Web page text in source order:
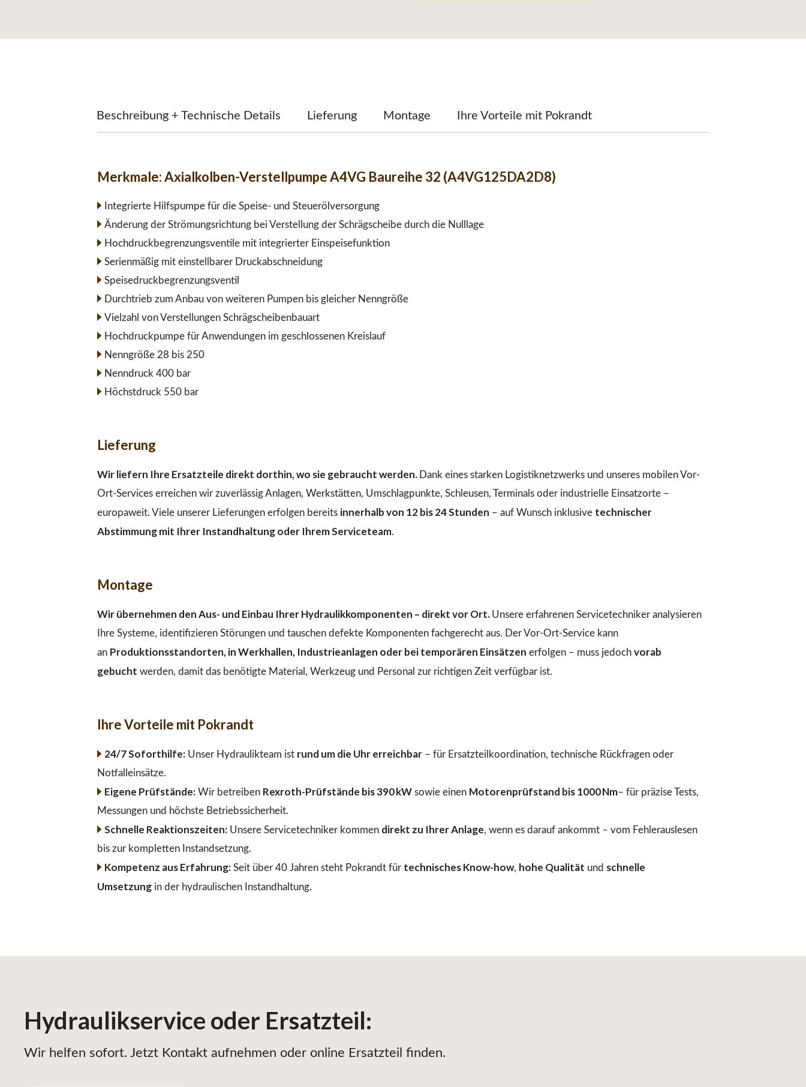
Beschreibung + Technische Details Lieferung Montage Ihre Vorteile mit Pokrandt
Merkmale:Axialkolben-Verstellpumpe A4VG Baureihe 32 (A4VG125DA2D8)
Integrierte Hilfspumpe für die Speise- und Steuerölversorgung
Änderung der Strömungsrichtung bei Verstellung der Schrägscheibe durch die Nulllage
Hochdruckbegrenzungsventile mit integrierter Einspeisefunktion
Serienmäßig mit einstellbarer Druckabschneidung
Speisedruckbegrenzungsventil
Durchtrieb zum Anbau von weiteren Pumpen bis gleicher Nenngröße
Vielzahl von Verstellungen Schrägscheibenbauart
Hochdruckpumpe für Anwendungen im geschlossenen Kreislauf
Nenngröße 28 bis 250
Nenndruck 400 bar
Höchstdruck 550 bar
Lieferung
Wir liefern Ihre Ersatzteile direkt dorthin, wo sie gebraucht werden. Dank eines starken Logistiknetzwerks und unseres mobilen Vor-
Ort-Services erreichen wir zuverlässig Anlagen, Werkstätten, Umschlagpunkte, Schleusen, Terminals oder industrielle Einsatzorte –
europaweit. Viele unserer Lieferungen erfolgen bereits innerhalb von 12 bis 24 Stunden – auf Wunsch inklusive technischer
Abstimmung mit Ihrer Instandhaltung oder Ihrem Serviceteam.
Montage
Wir übernehmen den Aus- und Einbau Ihrer Hydraulikkomponenten – direkt vor Ort. Unsere erfahrenen Servicetechniker analysieren
Ihre Systeme, identifizieren Störungen und tauschen defekte Komponenten fachgerecht aus. Der Vor-Ort-Service kann
an Produktionsstandorten, in Werkhallen, Industrieanlagen oder bei temporären Einsätzen erfolgen – muss jedoch vorab
gebucht werden, damit das benötigte Material, Werkzeug und Personal zur richtigen Zeit verfügbar ist.
Ihre Vorteile mit Pokrandt
24/7 Soforthilfe:Unser Hydraulikteam ist rund um die Uhr erreichbar– für Ersatzteilkoordination, technische Rückfragen oder
Notfalleinsätze.
Eigene Prüfstände:Wir betreiben Rexroth-Prüfstände bis 390 kWsowie einen Motorenprüfstand bis 1000 Nm– für präzise Tests,
Messungen und höchste Betriebssicherheit.
Schnelle Reaktionszeiten:Unsere Servicetechniker kommen direkt zu Ihrer Anlage, wenn es darauf ankommt – vom Fehlerauslesen
bis zur kompletten Instandsetzung.
Kompetenz aus Erfahrung:Seit über 40 Jahren steht Pokrandt für technisches Know-how, hohe Qualität und schnelle
Umsetzung in der hydraulischen Instandhaltung.
Hydraulikservice oder Ersatzteil:
Wir helfen sofort. Jetzt Kontakt aufnehmen oder online Ersatzteil finden.